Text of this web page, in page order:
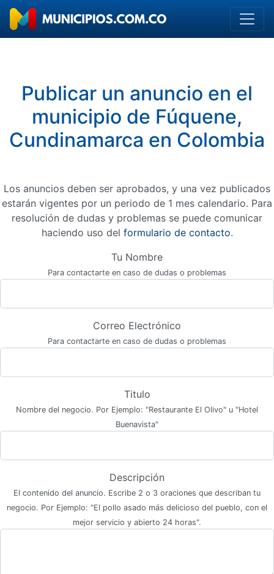
Publicar un anuncio en el
municipio de Fúquene,
Cundinamarca en Colombia
Los anuncios deben ser aprobados, y una vez publicados
estarán vigentes por un periodo de 1 mes calendario. Para
resolución de dudas y problemas se puede comunicar
haciendo uso del formulario de contacto.
Tu Nombre
Para contactarte en caso de dudas o problemas
Correo Electrónico
Para contactarte en caso de dudas o problemas
Titulo
Nombre del negocio. Por Ejemplo: "Restaurante El Olivo" u "Hotel
Buenavista"
Descripción
El contenido del anuncio. Escribe 2 o 3 oraciones que describan tu
negocio. Por Ejemplo: "El pollo asado más delicioso del pueblo, con el
mejor servicio y abierto 24 horas".